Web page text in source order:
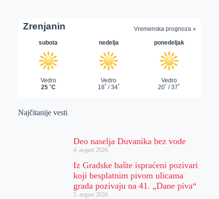
Najčitanije vesti
Deo naselja Duvanika bez vode
4. avgust 2026.
Iz Gradske bašte ispraćeni pozivari
koji besplatnim pivom ulicama
grada pozivaju na 41. „Dane piva“
5. avgust 2026.